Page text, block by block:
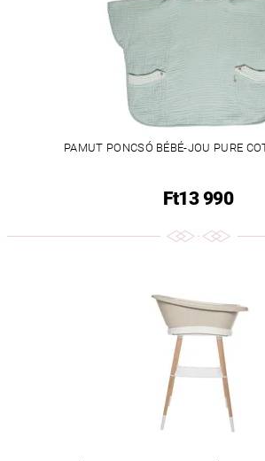
PAMUT PONCSÓ BÉBÉ-JOU PURE
Ft13 990